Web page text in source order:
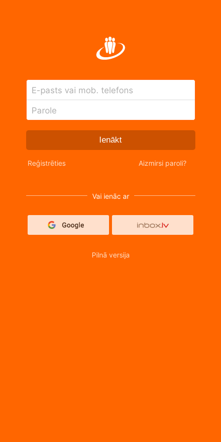
E-pasts vai mob. telefons
Parole
Ienākt
Reģistrēties Aizmirsi paroli?
Vai ienāc ar
Pilnā versija